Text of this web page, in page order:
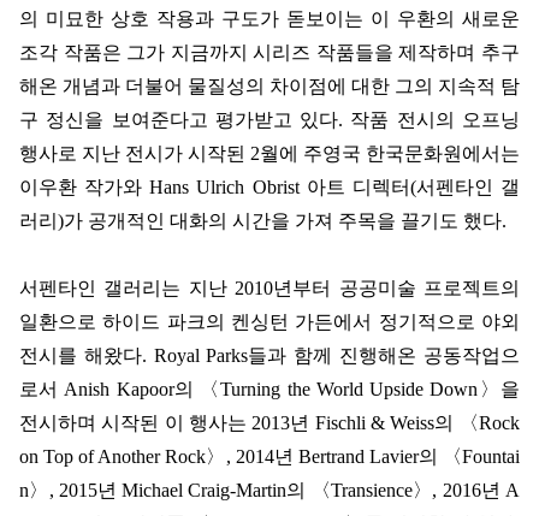
의 미묘한 상호 작용과 구도가 돋보이는 이 우환의 새로운
조각 작품은 그가 지금까지 시리즈 작품들을 제작하며 추구
해온 개념과 더불어 물질성의 차이점에 대한 그의 지속적 탐
구 정신을 보여준다고 평가받고 있다. 작품 전시의 오프닝
행사로 지난 전시가 시작된 2월에 주영국 한국문화원에서는
이우환 작가와 Hans Ulrich Obrist 아트 디렉터(서펜타인 갤
러리)가 공개적인 대화의 시간을 가져 주목을 끌기도 했다.
서펜타인 갤러리는 지난 2010년부터 공공미술 프로젝트의
일환으로 하이드 파크의 켄싱턴 가든에서 정기적으로 야외
전시를 해왔다. Royal Parks들과 함께 진행해온 공동작업으
로서 Anish Kapoor의 〈Turning the World Upside Down〉을
전시하며 시작된 이 행사는 2013년 Fischli & Weiss의 〈Rock
on Top of Another Rock〉, 2014년 Bertrand Lavier의 〈Fountai
n〉, 2015년 Michael Craig-Martin의 〈Transience〉, 2016년 A